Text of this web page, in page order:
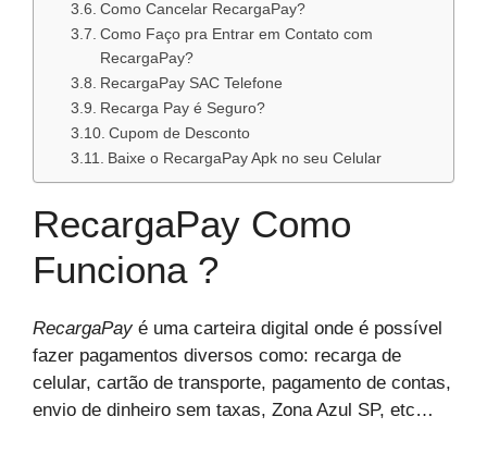
Como Cancelar RecargaPay?
Como Faço pra Entrar em Contato com
RecargaPay?
RecargaPay SAC Telefone
Recarga Pay é Seguro?
Cupom de Desconto
Baixe o RecargaPay Apk no seu Celular
RecargaPay Como
Funciona ?
RecargaPayé uma carteira digital onde é possível
fazer pagamentos diversos como: recarga de
celular, cartão de transporte, pagamento de contas,
envio de dinheiro sem taxas, Zona Azul SP, etc…